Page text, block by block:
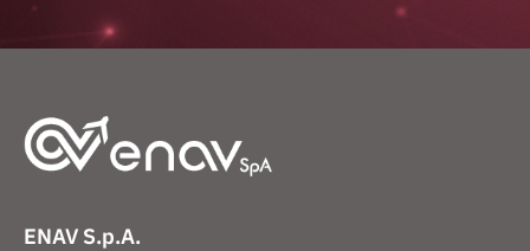
ENAV S.p.A.